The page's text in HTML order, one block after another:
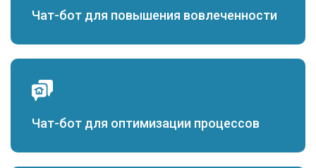
Чат-бот для повышения вовлеченности
Чат-бот для оптимизации процессов